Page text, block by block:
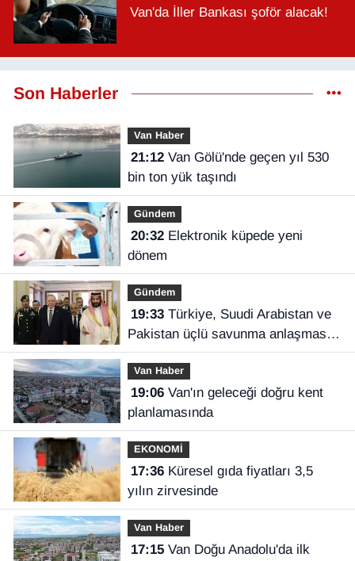
Van'da İller Bankası şoför alacak!
Son Haberler
Van Haber
21:12Van Gölü'nde geçen yıl 530
bin ton yük taşındı
Gündem
20:32Elektronik küpede yeni
dönem
Gündem
19:33Türkiye, Suudi Arabistan ve
Pakistan üçlü savunma anlaşması
imzaladı
Van Haber
19:06Van'ın geleceği doğru kent
planlamasında
EKONOMİ
17:36Küresel gıda fiyatları 3,5
yılın zirvesinde
Van Haber
17:15Van Doğu Anadolu'da ilk